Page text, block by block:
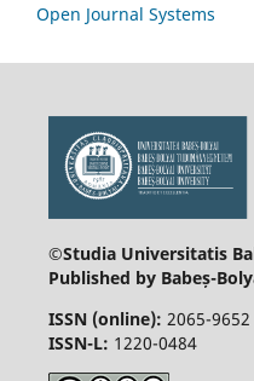
Open Journal Systems
©Studia Universitatis
Published by Babeș-
ISSN (online): 2065-
ISSN-L: 1220-0484